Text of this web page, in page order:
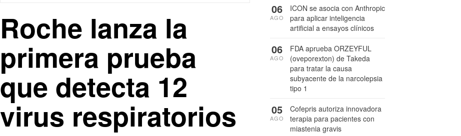
Roche lanza la
primera prueba
que detecta 12
virus respiratorios
ICON se asocia con Anthropic
para aplicar inteligencia
artificial a ensayos clínicos
06
AGO
FDA aprueba ORZEYFUL
(oveporexton) de Takeda
para tratar la causa
subyacente de la narcolepsia
tipo 1
06
AGO
Cofepris autoriza innovadora
terapia para pacientes con
miastenia gravis
05
AGO